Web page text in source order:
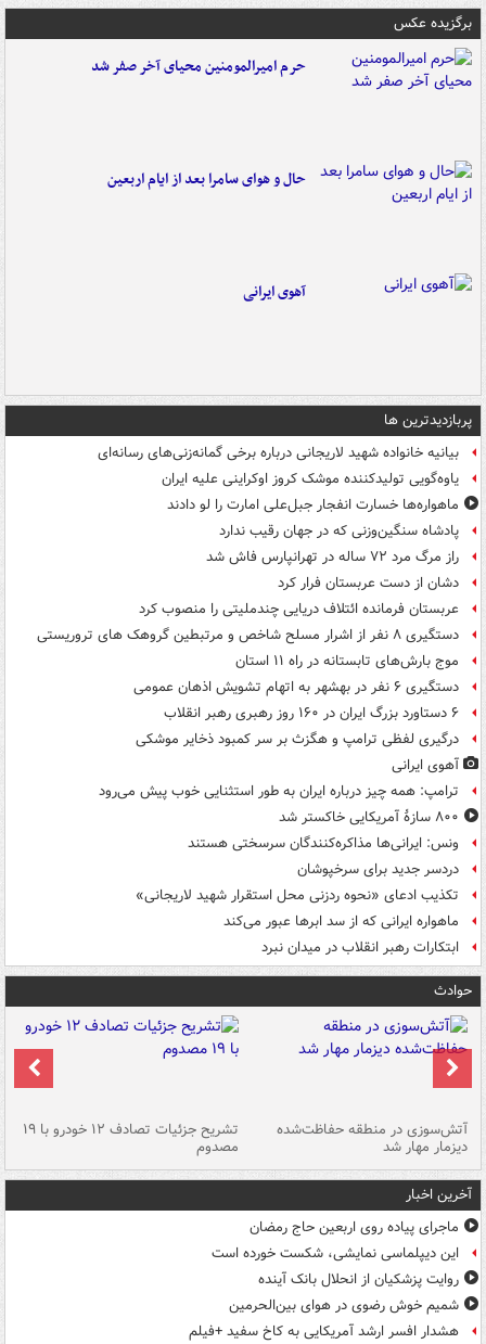
برگزیده عکس
حرم امیرالمومنین محیای آخر صفر شد
حال و هوای سامرا بعد از ایام اربعین
آهوی ایرانی
پربازدیدترین ها
بیانیه خانواده شهید لاریجانی درباره برخی گمانه‌زنی‌های رسانه‌ای
یاوه‌گویی تولیدکننده موشک کروز اوکراینی علیه ایران
ماهواره‌ها خسارت انفجار جبل‌علی امارت را لو دادند
پادشاه سنگین‌وزنی که در جهان رقیب ندارد
راز مرگ مرد ۷۲ ساله در تهرانپارس فاش شد
دشان از دست عربستان فرار کرد
عربستان فرمانده ائتلاف دریایی چندملیتی را منصوب کرد
دستگیری ۸ نفر از اشرار مسلح شاخص و مرتبطین گروهک های تروریستی
موج بارش‌های تابستانه در راه ۱۱ استان
دستگیری ۶ نفر در بهشهر به اتهام تشویش اذهان عمومی
۶ دستاورد بزرگ ایران در ۱۶۰ روز رهبری رهبر انقلاب
درگیری لفظی ترامپ و هگزث بر سر کمبود ذخایر موشکی
آهوی ایرانی
ترامپ: همه چیز درباره ایران به طور استثنایی خوب پیش می‌رود
۸۰۰ سازۀ آمریکایی خاکستر شد
ونس: ایرانی‌ها مذاکره‌کنندگان سرسختی هستند
دردسر جدید برای سرخپوشان
تکذیب ادعای «نحوه ردزنی محل استقرار شهید لاریجانی»
ماهواره ایرانی که از سد ابرها عبور می‌کند
ابتکارات رهبر انقلاب در میدان نبرد
حوادث
آتش‌سوزی در منطقه حفاظت‌شده
دیزمار مهار شد
تشریح جزئیات تصادف ۱۲ خودرو با ۱۹
مصدوم
آخرین اخبار
ماجرای پیاده روی اربعین حاج رمضان
این دیپلماسی نمایشی، شکست خورده است
روایت پزشکیان از انحلال بانک آینده
شمیم خوش رضوی در هوای بین‌الحرمین
هشدار افسر ارشد آمریکایی به کاخ سفید +فیلم